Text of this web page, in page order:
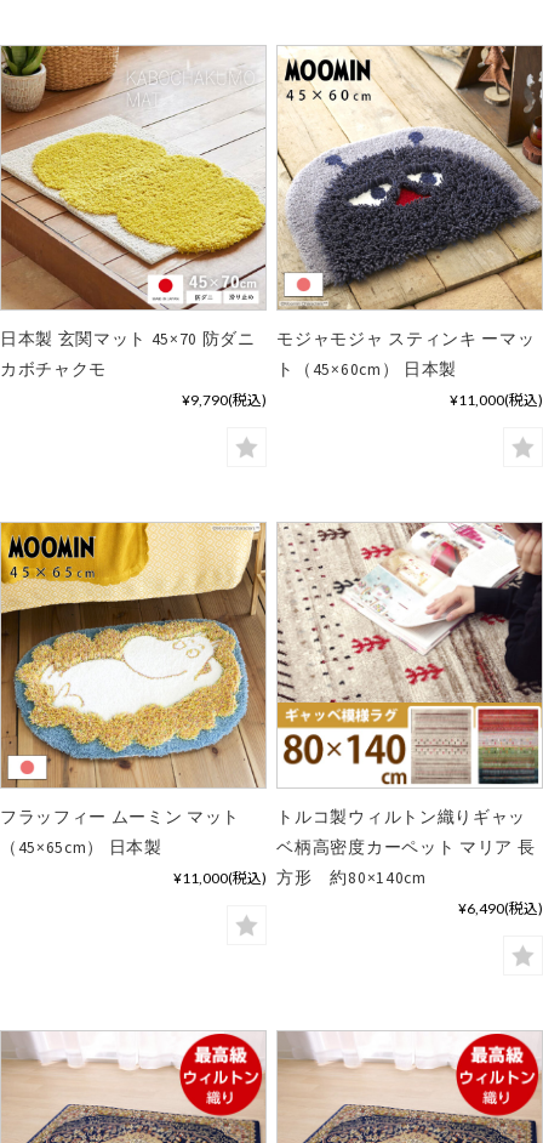
日本製 玄関マット 45×70 防ダニ
カボチャクモ
¥9,790(税込)
モジャモジャ スティンキ ーマッ
ト（45×60cm） 日本製
¥11,000(税込)
フラッフィー ムーミン マット
（45×65cm） 日本製
¥11,000(税込)
トルコ製ウィルトン織りギャッ
ベ柄高密度カーペット マリア 長
方形 約80×140cm
¥6,490(税込)